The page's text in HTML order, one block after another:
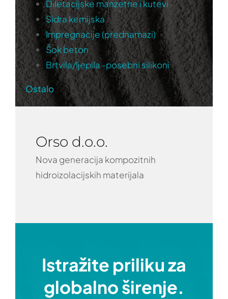
Diletacijske manzetne i kutevi
Sidra kemijska
Impregnacije (prednamazi)
Šok beton
Brtvila/ljepila -posebni silikoni
Ostalo
Orso d.o.o.
Nova generacija kompozitnih
hidroizolacijskih materijala
Istražite priliku za
globalno širenje.